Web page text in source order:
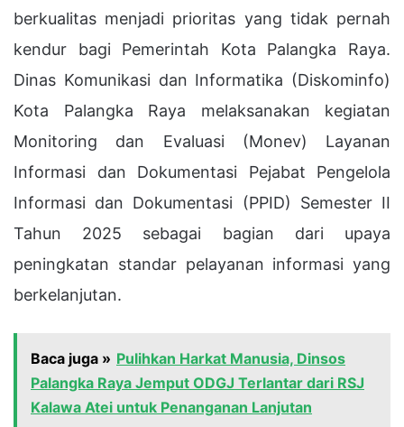
berkualitas menjadi prioritas yang tidak pernah
kendur bagi Pemerintah Kota Palangka Raya.
Dinas Komunikasi dan Informatika (Diskominfo)
Kota Palangka Raya melaksanakan kegiatan
Monitoring dan Evaluasi (Monev) Layanan
Informasi dan Dokumentasi Pejabat Pengelola
Informasi dan Dokumentasi (PPID) Semester II
Tahun 2025 sebagai bagian dari upaya
peningkatan standar pelayanan informasi yang
berkelanjutan.
Baca juga » Pulihkan Harkat Manusia, Dinsos
Palangka Raya Jemput ODGJ Terlantar dari RSJ
Kalawa Atei untuk Penanganan Lanjutan